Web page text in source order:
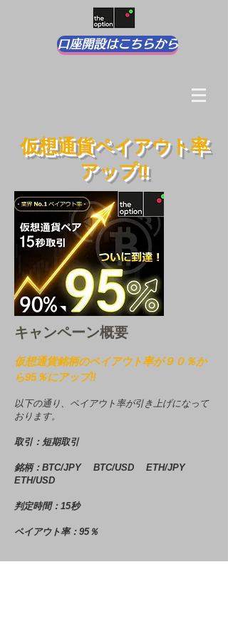
口座開設はこちらから
​仮想通貨ペイアウト率
アップ‼
キャンペーン概要
仮想通貨銘柄のペイアウト率が９０％か
ら95％にアップ‼
以下の通り、ペイアウト率が引き上げになって
おります。
取引：短期取引
銘柄：BTC/JPY BTC/USD ETH/JPY
ETH/USD
判定時間：15秒
​ペイアウト率：95％